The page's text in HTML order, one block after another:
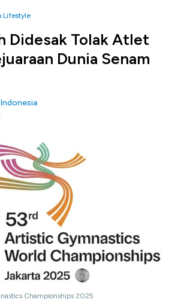
Lifestyle
Didesak Tolak Atlet
Dunia Senam
Championships 2025